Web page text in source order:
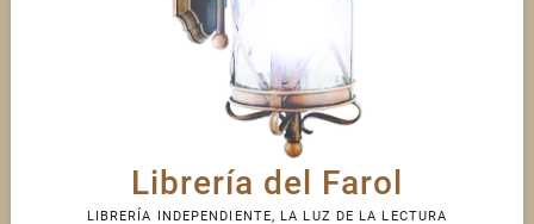
Librería del Farol
LIBRERÍA INDEPENDIENTE, LA LUZ DE LA LECTURA